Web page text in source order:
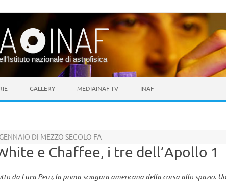
nazionale di astrofisica
GALLERY MEDIAINAF TV INAF
DI MEZZO SECOLO FA
e Chaffee, i tre dell’Apollo 1
da Luca Perri, la prima sciagura americana della corsa allo spazio.